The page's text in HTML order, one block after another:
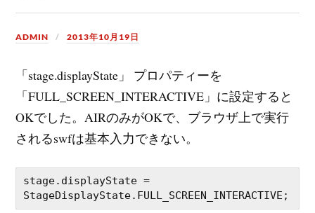
ADMIN 2013年10月19日
「stage.displayState」 プロパティーを
「FULL_SCREEN_INTERACTIVE」に設定すると
OKでした。AIRのみがOKで、ブラウザ上で実行
されるswfは基本入力できない。
stage.displayState =
StageDisplayState.FULL_SCREEN_INTERACTIVE;